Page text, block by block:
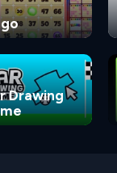
Drawing